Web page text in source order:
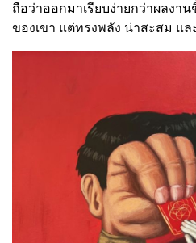
ถือว่าออกมาเรียบง่ายกว่าผลงา
ของเขา แต่ทรงพลัง น่าสะสม แล